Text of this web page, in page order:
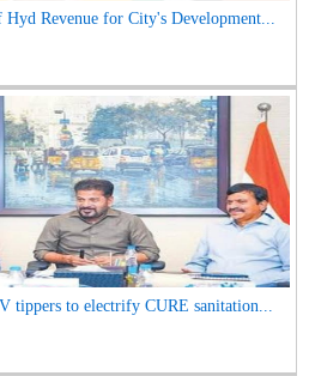
Hyd Revenue for City's Development...
tippers to electrify CURE sanitation...